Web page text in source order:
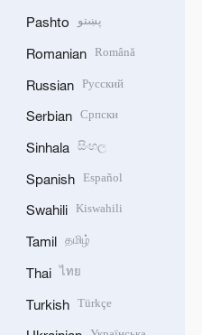
Pashto پښتو
Romanian Română
Russian Русский
Serbian Српски
Sinhala සිංහල
Spanish Español
Swahili Kiswahili
Tamil தமிழ்
Thai ไทย
Turkish Türkçe